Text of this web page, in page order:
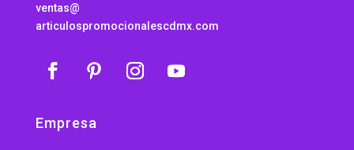
ventas@
articulospromocionalescdmx.com
Empresa